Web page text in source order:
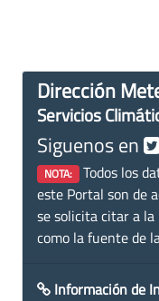
Dirección
Servicios
Siguenos en
NOTA: Todos los
este Portal son de
se solicita citar a la
como la fuente de
Información de